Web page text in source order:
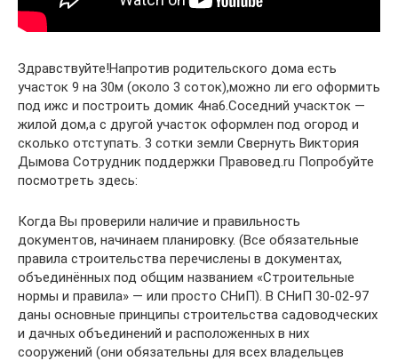
Здравствуйте!Напротив родительского дома есть
участок 9 на 30м (около 3 соток),можно ли его оформить
под ижс и построить домик 4на6.Соседний учаскток —
жилой дом,а с другой участок оформлен под огород и
сколько отступать. 3 сотки земли Свернуть Виктория
Дымова Сотрудник поддержки Правовед.ru Попробуйте
посмотреть здесь:
Когда Вы проверили наличие и правильность
документов, начинаем планировку. (Все обязательные
правила строительства перечислены в документах,
объединённых под общим названием «Строительные
нормы и правила» — или просто СНиП). В СНиП 30-02-97
даны основные принципы строительства садоводческих
и дачных объединений и расположенных в них
сооружений (они обязательны для всех владельцев